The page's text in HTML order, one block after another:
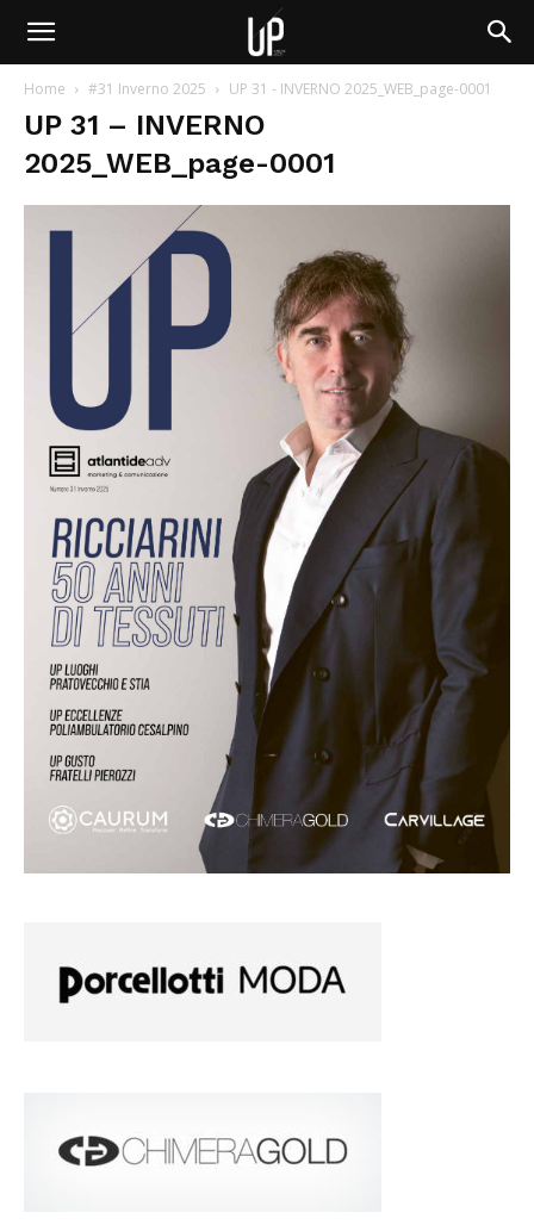
Home #31 Inverno 2025 UP 31 - INVERNO 2025_WEB_page-0001
UP 31 – INVERNO
2025_WEB_page-0001